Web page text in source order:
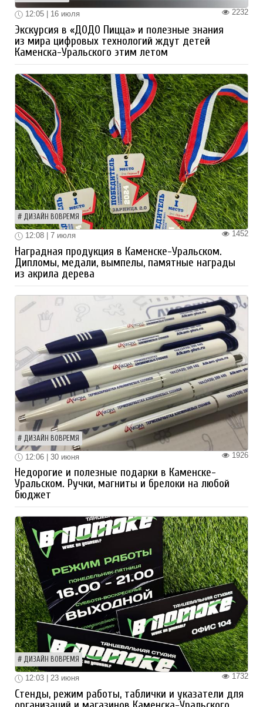
2232
12:05 | 16 июля
Экскурсия в «ДОДО Пицца» и полезные знания
из мира цифровых технологий ждут детей
Каменска-Уральского этим летом
ДИЗАЙН ВОВРЕМЯ
1452
12:08 | 7 июля
Наградная продукция в Каменске-Уральском.
Дипломы, медали, вымпелы, памятные награды
из акрила дерева
ДИЗАЙН ВОВРЕМЯ
1926
12:06 | 30 июня
Недорогие и полезные подарки в Каменске-
Уральском. Ручки, магниты и брелоки на любой
бюджет
ДИЗАЙН ВОВРЕМЯ
1732
12:03 | 23 июня
Стенды, режим работы, таблички и указатели для